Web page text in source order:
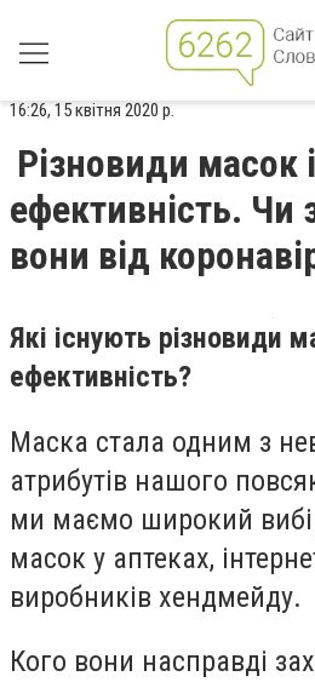
16:26, 15 квітня 2020 р.
Різновиди масок
ефективність.
вони від
Які існують різновиди
ефективність?
Маска стала одним з
атрибутів нашого
ми маємо широкий
масок у аптеках,
виробників хендмейду.
Кого вони насправді